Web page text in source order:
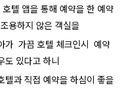
텔 앱을 통해 예약을 한 예약
용하지 않은 객실을
가 가끔 호텔 체크인시 예약
도 있다고 하니
과 직접 예약을 하심이 좋을